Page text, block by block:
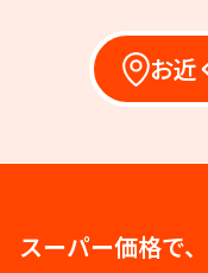
お近
スーパー価格で